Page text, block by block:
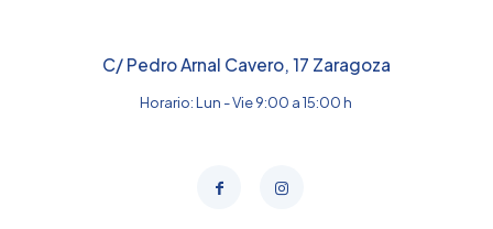
C/ Pedro Arnal Cavero, 17 Zaragoza
Horario: Lun - Vie 9:00 a 15:00 h